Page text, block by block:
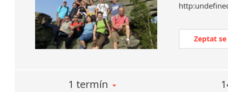
Zeptat
1 termín